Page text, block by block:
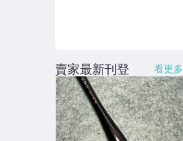
賣家最新刊登 看更多